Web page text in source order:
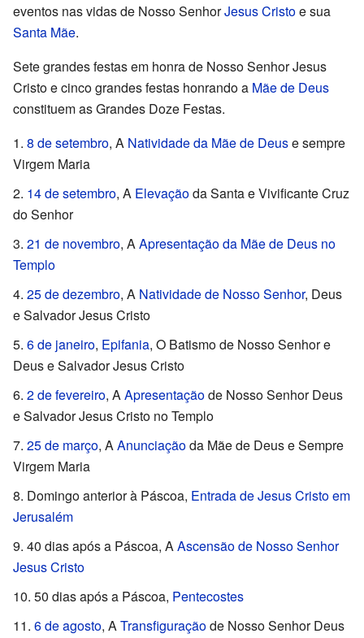
eventos nas vidas de Nosso SenhorJesus Cristoe sua
Santa Mãe.
Sete grandes festas em honra de Nosso Senhor Jesus
Cristo e cinco grandes festas honrando a Mãe de Deus
constituem as Grandes Doze Festas.
8 de setembro, A Natividade da Mãe de Deuse sempre
Virgem Maria
14 de setembro, A Elevaçãoda Santa e Vivificante Cruz
do Senhor
21 de novembro, A Apresentação da Mãe de Deus no
Templo
25 de dezembro, A Natividade de Nosso Senhor, Deus
e Salvador Jesus Cristo
6 de janeiro, Epifania, O Batismo de Nosso Senhor e
Deus e Salvador Jesus Cristo
2 de fevereiro, A Apresentaçãode Nosso Senhor Deus
e Salvador Jesus Cristo no Templo
25 de março, A Anunciaçãoda Mãe de Deus e Sempre
Virgem Maria
Domingo anterior à Páscoa, Entrada de Jesus Cristo em
Jerusalém
40 dias após a Páscoa, A Ascensão de Nosso Senhor
Jesus Cristo
50 dias após a Páscoa, Pentecostes
6 de agosto, A Transfiguraçãode Nosso Senhor Deus